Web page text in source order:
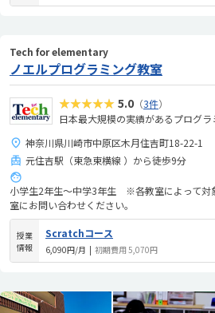
Tech for elementary
ノエルプログラミング教室
★★★★★ 5.0 （3件）
日本最大規模の実績があるプログラ
神奈川県川崎市中原区木月住吉町18-22-1
元住吉駅（東急東横線 ）から徒歩9分
小学生2年生～中学3年生 ※各教室によって対
室にお問い合わせください。
授業
情報
Scratchコース
6,090円/月 | 初期費用 5,070円